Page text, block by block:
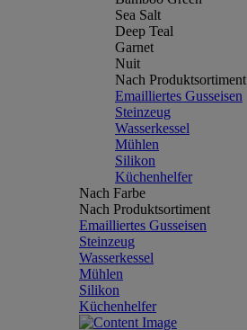
Sea Salt
Deep Teal
Garnet
Nuit
Nach Produktsortiment
Emailliertes Gusseisen
Steinzeug
Wasserkessel
Mühlen
Silikon
Küchenhelfer
Nach Farbe
Nach Produktsortiment
Emailliertes Gusseisen
Steinzeug
Wasserkessel
Mühlen
Silikon
Küchenhelfer